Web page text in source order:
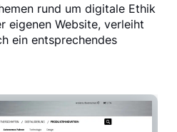
rund um digitale Ethik
eigenen Website, verleiht
ein entsprechendes